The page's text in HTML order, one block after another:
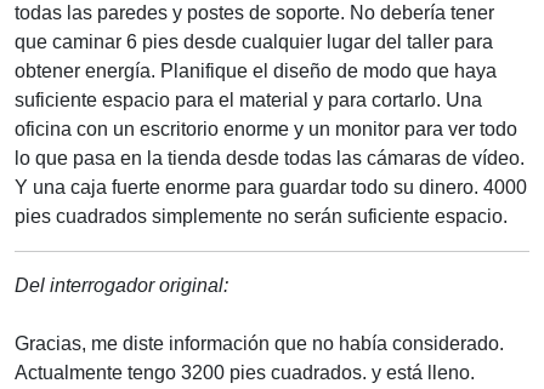
todas las paredes y postes de soporte. No debería tener
que caminar 6 pies desde cualquier lugar del taller para
obtener energía. Planifique el diseño de modo que haya
suficiente espacio para el material y para cortarlo. Una
oficina con un escritorio enorme y un monitor para ver todo
lo que pasa en la tienda desde todas las cámaras de vídeo.
Y una caja fuerte enorme para guardar todo su dinero. 4000
pies cuadrados simplemente no serán suficiente espacio.
Del interrogador original:
Gracias, me diste información que no había considerado.
Actualmente tengo 3200 pies cuadrados. y está lleno.